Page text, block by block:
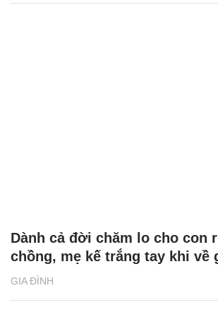
GIA ĐÌNH
Dành cả đời chăm lo cho con
chồng, mẹ kế trắng tay khi về